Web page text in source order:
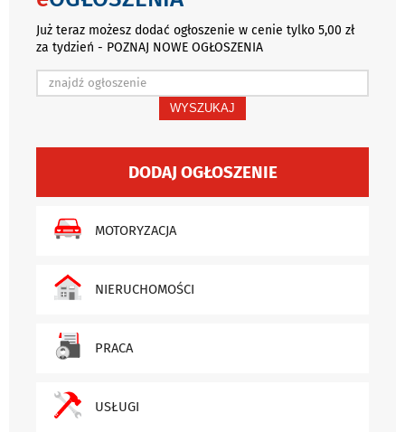
Już teraz możesz dodać ogłoszenie w cenie tylko 5,00 zł
za tydzień - POZNAJ NOWE OGŁOSZENIA
WYSZUKAJ
DODAJ OGŁOSZENIE
MOTORYZACJA
NIERUCHOMOŚCI
PRACA
USŁUGI